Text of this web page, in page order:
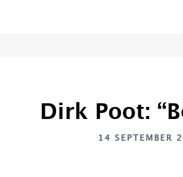
Dirk Poot:
14 SEPTEMBER